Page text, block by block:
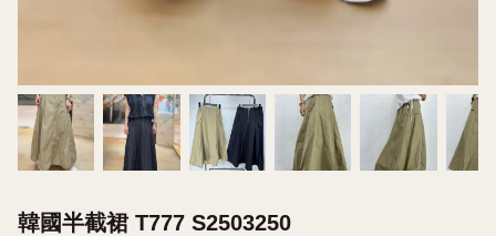
韓國半截裙 T777 S2503250